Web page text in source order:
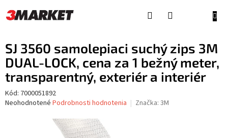
na
obsah
SJ 3560 samolepiaci suchý zips 3M
DUAL-LOCK, cena za 1 bežný meter,
transparentný, exteriér a interiér
Kód: 7000051892
Priemerné
Neohodnotené Podrobnosti hodnotenia Značka: 3M